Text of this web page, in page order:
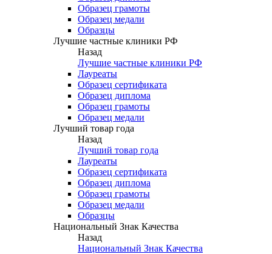
Образец грамоты
Образец медали
Образцы
Лучшие частные клиники РФ
Назад
Лучшие частные клиники РФ
Лауреаты
Образец сертификата
Образец диплома
Образец грамоты
Образец медали
Лучший товар года
Назад
Лучший товар года
Лауреаты
Образец сертификата
Образец диплома
Образец грамоты
Образец медали
Образцы
Национальный Знак Качества
Назад
Национальный Знак Качества